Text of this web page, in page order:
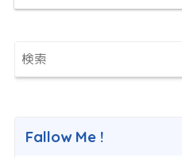
Fallow Me !